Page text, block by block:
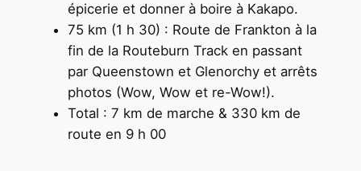
épicerie et donner à boire à Kakapo.
75 km (1 h 30) : Route de Frankton à la
fin de la Routeburn Track en passant
par Queenstown et Glenorchy et arrêts
photos (Wow, Wow et re-Wow!).
Total : 7 km de marche & 330 km de
route en 9 h 00